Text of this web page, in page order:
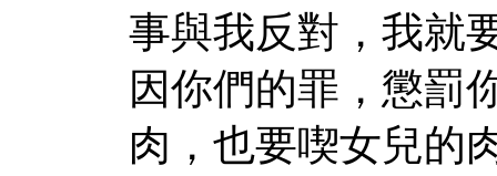
事與我反對，我就
因你們的罪，懲罰
肉，也要喫女兒的